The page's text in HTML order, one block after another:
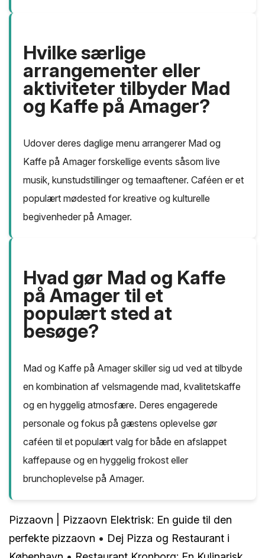
Hvilke særlige
arrangementer eller
aktiviteter tilbyder Mad
og Kaffe på Amager?
Udover deres daglige menu arrangerer Mad og
Kaffe på Amager forskellige events såsom live
musik, kunstudstillinger og temaaftener. Caféen er et
populært mødested for kreative og kulturelle
begivenheder på Amager.
Hvad gør Mad og Kaffe
på Amager til et
populært sted at
besøge?
Mad og Kaffe på Amager skiller sig ud ved at tilbyde
en kombination af velsmagende mad, kvalitetskaffe
og en hyggelig atmosfære. Deres engagerede
personale og fokus på gæstens oplevelse gør
caféen til et populært valg for både en afslappet
kaffepause og en hyggelig frokost eller
brunchoplevelse på Amager.
Pizzaovn | Pizzaovn Elektrisk: En guide til den
perfekte pizzaovn • Dej Pizza og Restaurant i